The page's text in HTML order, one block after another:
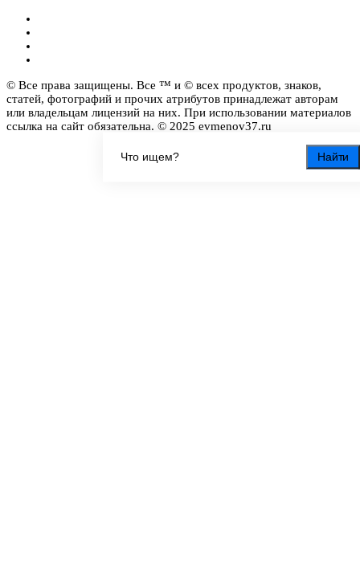
Найти
© Все права защищены. Все ™ и © всех продуктов, знаков,
статей, фотографий и прочих атрибутов принадлежат авторам
или владельцам лицензий на них. При использовании материалов
ссылка на сайт обязательна. © 2025 evmenov37.ru